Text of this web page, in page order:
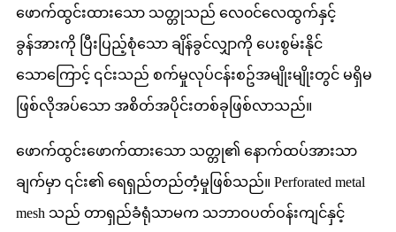
ဖောက်ထွင်းထားသော သတ္တုသည် လေ၀င်လေထွက်နှင့်
ခွန်အားကို ပြီးပြည့်စုံသော ချိန်ခွင်လျှာကို ပေးစွမ်းနိုင်
သောကြောင့် ၎င်းသည် စက်မှုလုပ်ငန်းစဥ်အမျိုးမျိုးတွင် မရှိမ
ဖြစ်လိုအပ်သော အစိတ်အပိုင်းတစ်ခုဖြစ်လာသည်။
ဖောက်ထွင်းဖောက်ထားသော သတ္တု၏ နောက်ထပ်အားသာ
ချက်မှာ ၎င်း၏ ရေရှည်တည်တံ့မှုဖြစ်သည်။ Perforated metal
mesh သည် တာရှည်ခံရုံသာမက သဘာဝပတ်ဝန်းကျင်နှင့်